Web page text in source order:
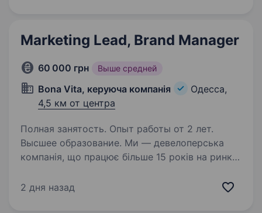
Marketing Lead, Brand Manager
60 000 грн Выше средней
Bona Vita, керуюча компанія
Одесса,
4,5 км от центра
Полная занятость. Опыт работы от 2 лет.
Высшее образование. Ми — девелоперська
компанія, що працює більше 15 років на ринку
велика кількість проєктів у стадії активних
2 дня назад